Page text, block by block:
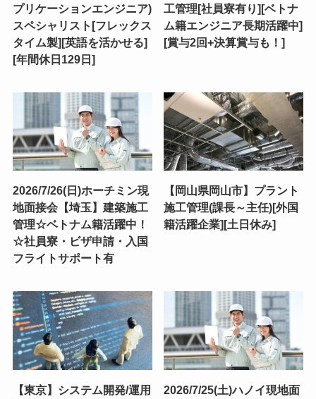
プリケーションエンジニア)
スペシャリスト[フレックス
タイム製][英語を活かせる]
[年間休日129日]
工管理[社員寮有り][ベトナ
ム籍エンジニア長期活躍中]
[賞与2回+決算賞与も！]
2026/7/26(日)ホーチミン現
地面接会【埼玉】建築施工
管理☆ベトナム籍活躍中！
☆社員寮・ビザ申請・入国
フライトサポート有
【岡山県岡山市】プラント
施工管理(課長～主任)[外国
籍活躍企業][土日休み]
【東京】システム開発/運用
2026/7/25(土)ハノイ現地面